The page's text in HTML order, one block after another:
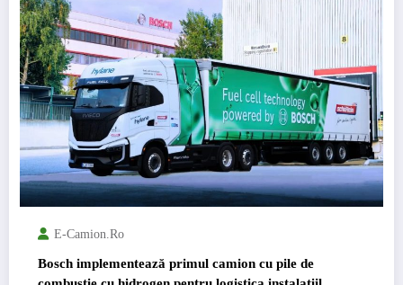
E-Camion.ro
Bosch implementează primul camion cu pile de